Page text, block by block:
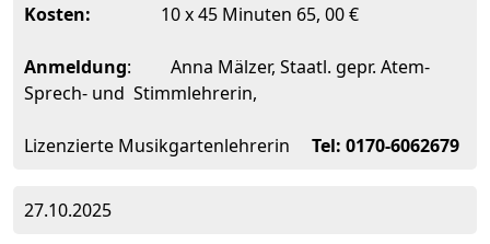
Kosten: 10 x 45 Minuten 65, 00 €
Anmeldung: Anna Mälzer, Staatl. gepr. Atem-
Sprech- und Stimmlehrerin,
Lizenzierte Musikgartenlehrerin Tel: 0170-6062679
27.10.2025